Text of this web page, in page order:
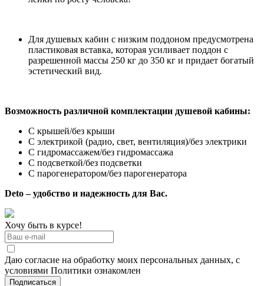
Для душевых кабин с низким поддоном предусмотрена
пластиковая вставка, которая усиливает поддон с
разрешенной массы 250 кг до 350 кг и придает богатый
эстетический вид.
Возможность различной комплектации душевой кабины:
С крышей/без крыши
С электрикой (радио, свет, вентиляция)/без электрики
С гидромассажем/без гидромассажа
С подсветкой/без подсветки
С парогенератором/без парогенератора
Deto – удобство и надежность для Вас.
Хочу быть в курсе!
Даю согласие на обработку моих персональных данных, с
условиями Политики ознакомлен